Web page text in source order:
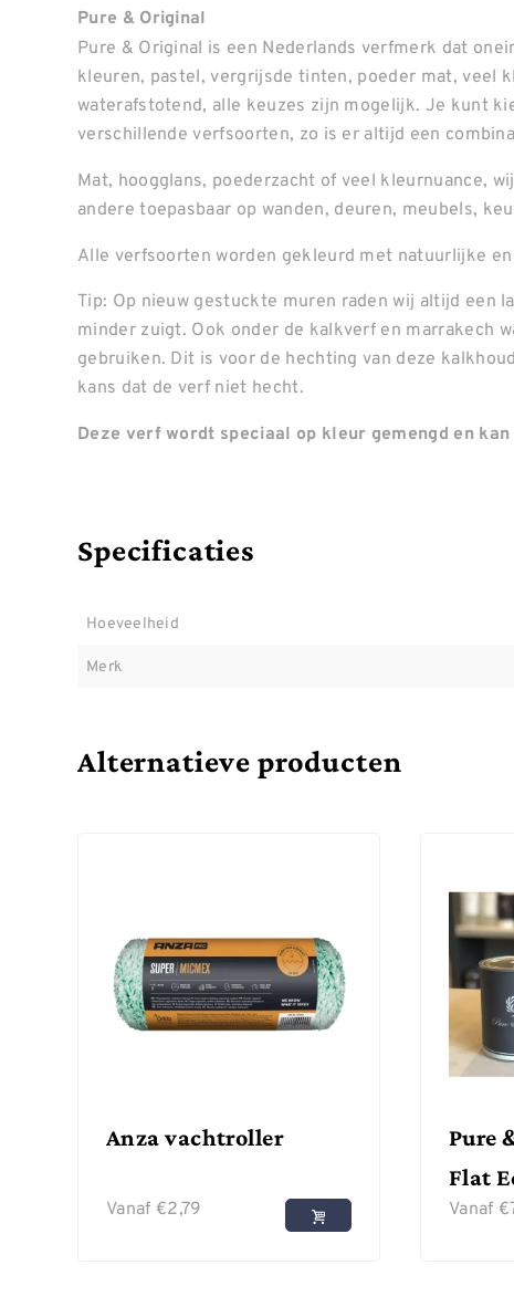
Pure & Original
Pure & Original is een Nederlands verfmerk dat
kleuren, pastel, vergrijsde tinten, poeder mat, veel
waterafstotend, alle keuzes zijn mogelijk. Je kunt
verschillende verfsoorten, zo is er altijd een
Mat, hoogglans, poederzacht of veel kleurnuance,
andere toepasbaar op wanden, deuren, meubels,
Alle verfsoorten worden gekleurd met natuurlijke
Tip: Op nieuw gestuckte muren raden wij altijd een
minder zuigt. Ook onder de kalkverf en marrakech
gebruiken. Dit is voor de hechting van deze
kans dat de verf niet hecht.
Deze verf wordt speciaal op kleur gemengd en
Specificaties
Hoeveelheid
Merk
Alternatieve producten
Anza vachtroller
Vanaf €2,79
Pure
Flat
Vanaf €